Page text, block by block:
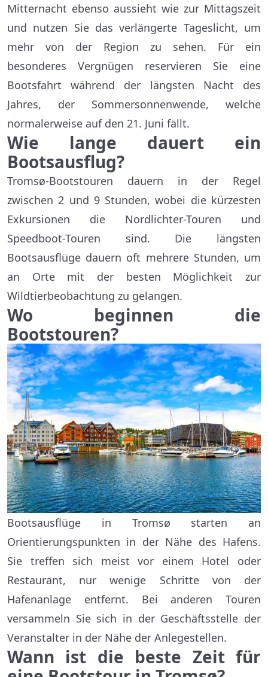
Mitternacht ebenso aussieht wie zur Mittagszeit
und nutzen Sie das verlängerte Tageslicht, um
mehr von der Region zu sehen. Für ein
besonderes Vergnügen reservieren Sie eine
Bootsfahrt während der längsten Nacht des
Jahres, der Sommersonnenwende, welche
normalerweise auf den 21. Juni fällt.
Wie lange dauert ein
Bootsausflug?
Tromsø-Bootstouren dauern in der Regel
zwischen 2 und 9 Stunden, wobei die kürzesten
Exkursionen die Nordlichter-Touren und
Speedboot-Touren sind. Die längsten
Bootsausflüge dauern oft mehrere Stunden, um
an Orte mit der besten Möglichkeit zur
Wildtierbeobachtung zu gelangen.
Wo beginnen die
Bootstouren?
Bootsausflüge in Tromsø starten an
Orientierungspunkten in der Nähe des Hafens.
Sie treffen sich meist vor einem Hotel oder
Restaurant, nur wenige Schritte von der
Hafenanlage entfernt. Bei anderen Touren
versammeln Sie sich in der Geschäftsstelle der
Veranstalter in der Nähe der Anlegestellen.
Wann ist die beste Zeit für